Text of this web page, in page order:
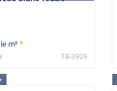
le m² *
TB-3909